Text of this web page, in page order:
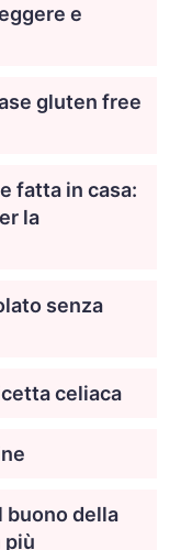
e
gluten free
fatta in casa:
la
senza
celiaca
buono della
più